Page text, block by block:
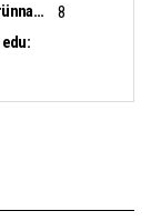
Punktid kiirrünnakust:
8